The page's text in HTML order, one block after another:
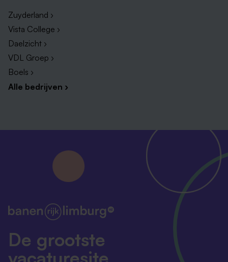
Zuyderland ›
Vista College ›
Daelzicht ›
VDL Groep ›
Boels ›
Alle bedrijven ›
De grootste
vacaturesite